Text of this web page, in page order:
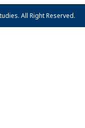
All Right Reserved.